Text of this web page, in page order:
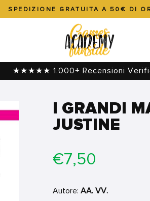
in
pausa
SPEDIZIONE GRATUITA A 50€ DI
★★★★★ 1.000+ Recensioni
I GRANDI
JUSTINE
Prezzo
di
€7,50
Autore:AA. VV.